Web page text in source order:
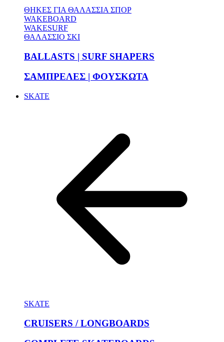
ΘΗΚΕΣ ΓΙΑ ΘΑΛΑΣΣΙΑ ΣΠΟΡ
WAKEBOARD
WAKESURF
ΘΑΛΑΣΣΙΟ ΣΚΙ
BALLASTS | SURF SHAPERS
ΣΑΜΠΡΕΛΕΣ | ΦΟΥΣΚΩΤΑ
SKATE
SKATE
CRUISERS / LONGBOARDS